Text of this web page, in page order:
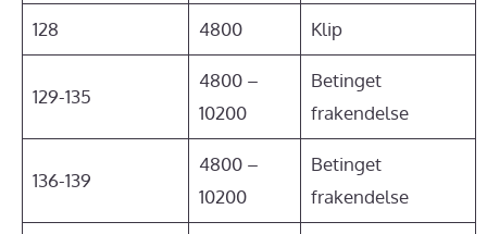
128 4800 Klip
129-135
4800 –
10200
Betinget
frakendelse
136-139
4800 –
10200
Betinget
frakendelse